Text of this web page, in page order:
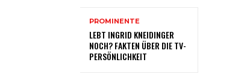
PROMINENTE
LEBT INGRID KNEIDINGER
NOCH? FAKTEN ÜBER DIE TV-
PERSÖNLICHKEIT